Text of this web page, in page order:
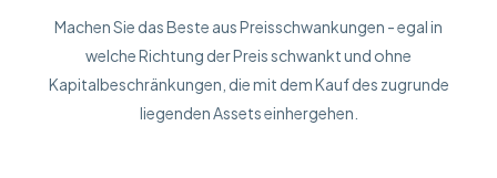
Machen Sie das Beste aus Preisschwankungen - egal in
welche Richtung der Preis schwankt und ohne
Kapitalbeschränkungen, die mit dem Kauf des zugrunde
liegenden Assets einhergehen.